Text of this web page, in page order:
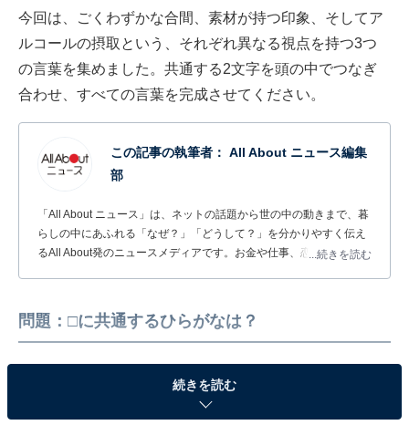
今回は、ごくわずかな合間、素材が持つ印象、そしてア
ルコールの摂取という、それぞれ異なる視点を持つ3つ
の言葉を集めました。共通する2文字を頭の中でつなぎ
合わせ、すべての言葉を完成させてください。
この記事の執筆者： All About ニュース編集
部
「All About ニュース」は、ネットの話題から世の中の動きまで、暮
らしの中にあふれる「なぜ？」「どうして？」を分かりやすく伝え
るAll About発のニュースメディアです。お金や仕事、恋愛、ITに関
...続きを読む
問題：□に共通するひらがなは？
続きを読む